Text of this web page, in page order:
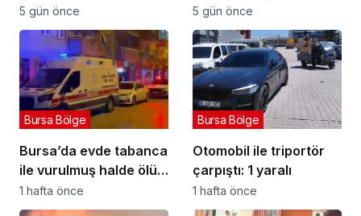
sucuğu ve yoğurduyla
fark oluşturdu
5 gün önce
kat artırdık”
5 gün önce
Bursa’da evde tabanca
ile vurulmuş halde ölü
bulundu
Bursa Bölge
1 hafta önce
Otomobil ile triportör
çarpıştı: 1 yaralı
Bursa Bölge
1 hafta önce